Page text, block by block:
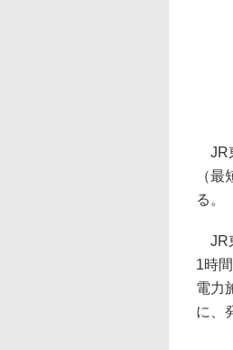
JR
（
る。
JR
1時
電力
に、